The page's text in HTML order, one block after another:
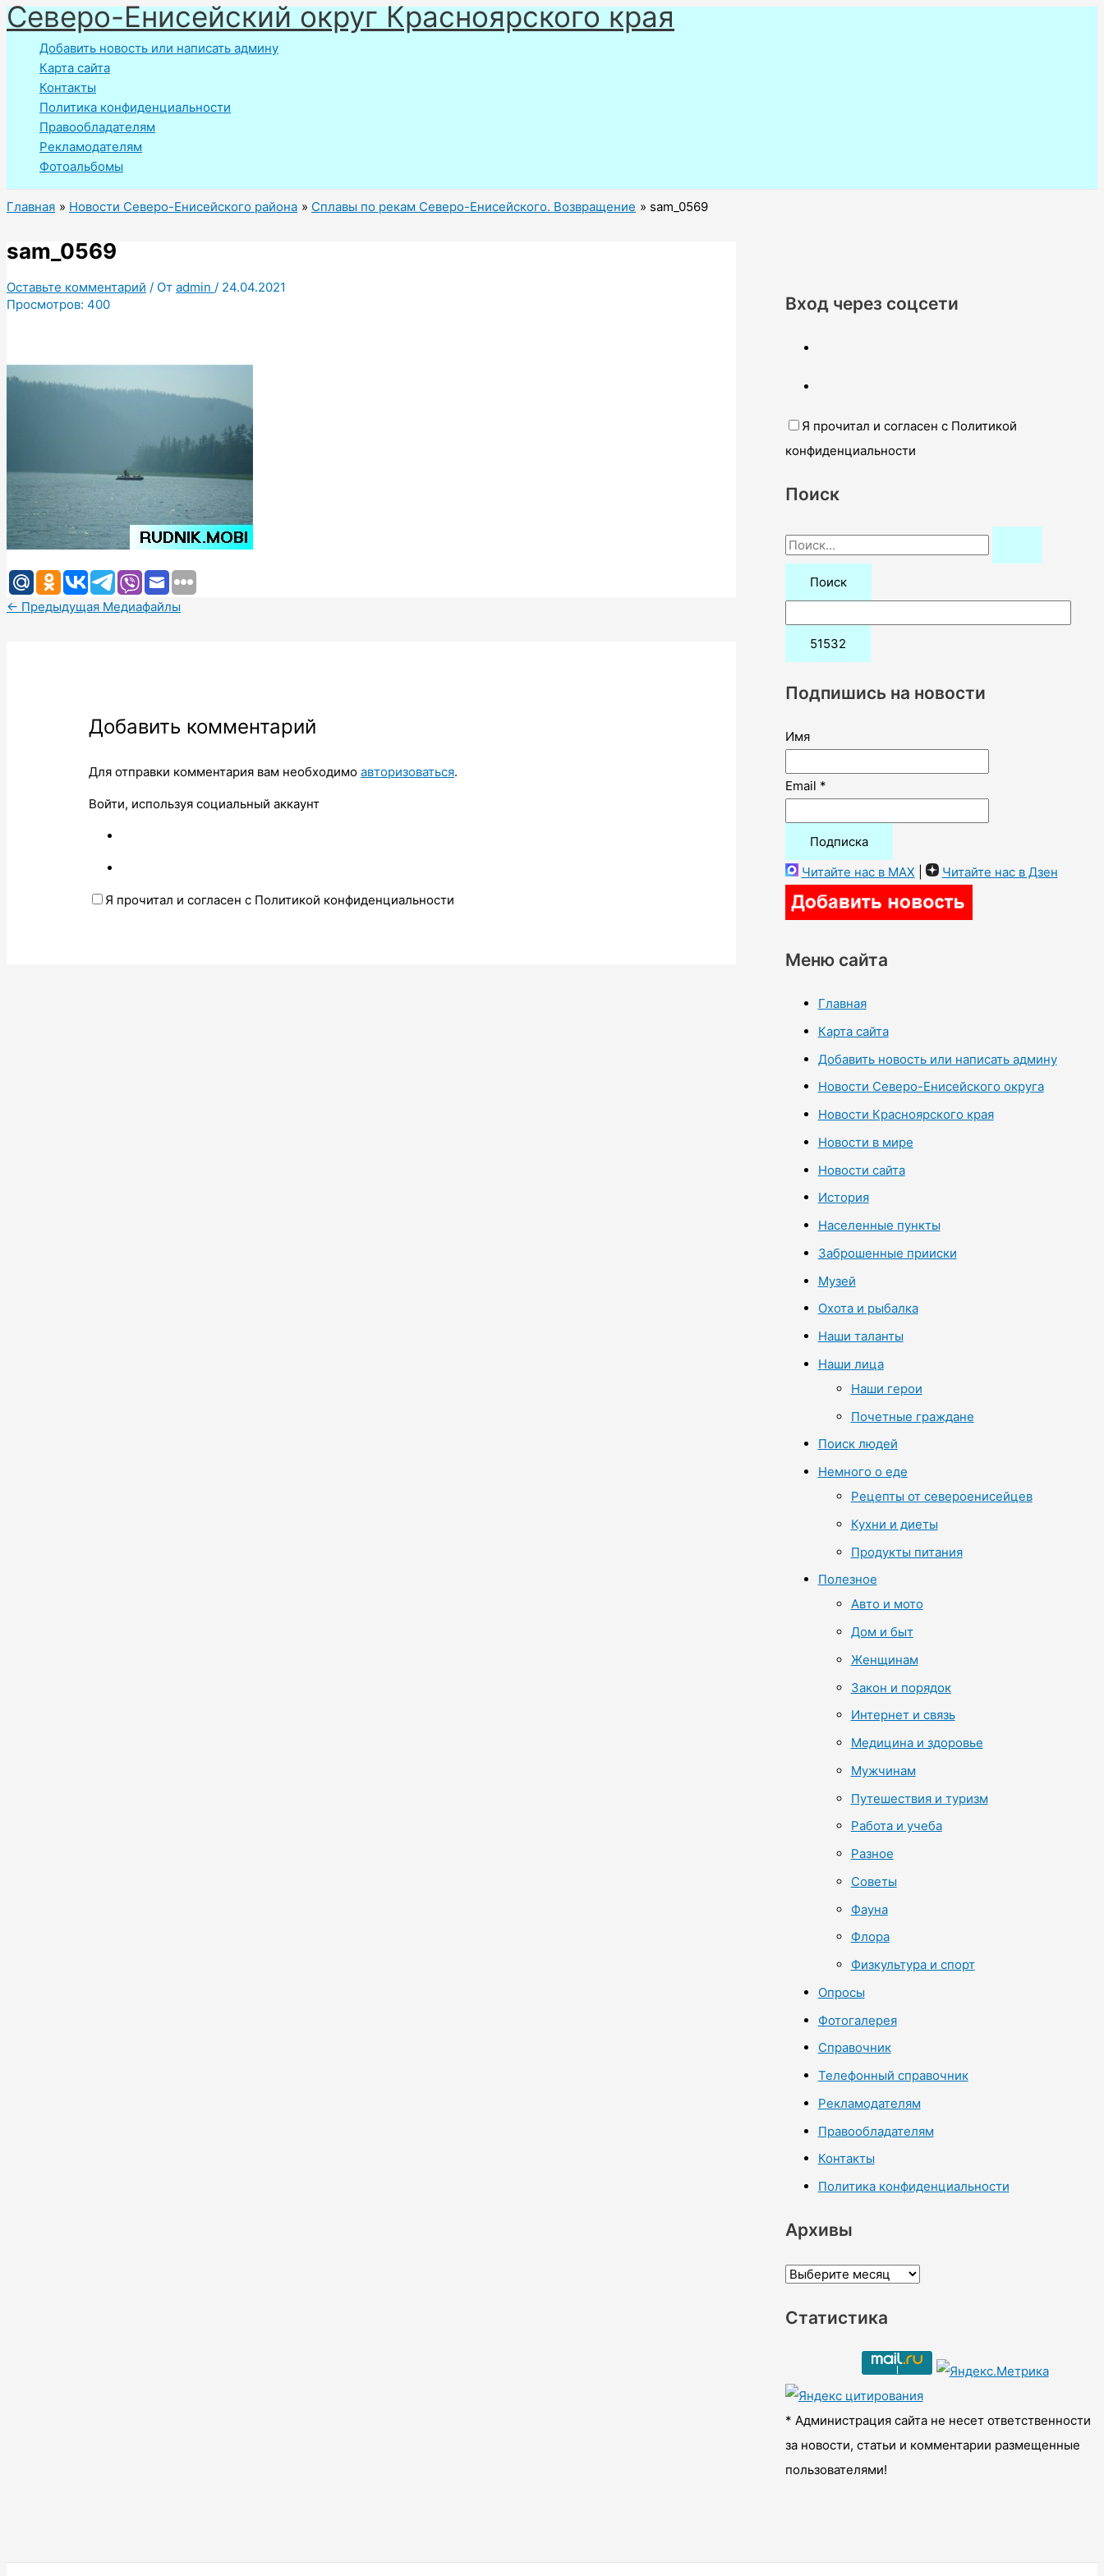
Перейти
к
содержимому
Северо-Енисейский округ Красноярского края
Добавить новость или написать админу
Карта сайта
Контакты
Политика конфиденциальности
Правообладателям
Рекламодателям
Фотоальбомы
Главная Новости Северо-Енисейского района Сплавы по рекам Северо-Енисейского. Возвращение sam_0569
sam_0569
Оставьте комментарий / От admin / 24.04.2021
Просмотров: 400
← Предыдущая Медиафайлы
Добавить комментарий
Для отправки комментария вам необходимоавторизоваться.
Войти, используя социальный аккаунт
Я прочитал и согласен с Политикой конфиденциальности
Вход через соцсети
Я прочитал и согласен с Политикой
конфиденциальности
Поиск
П
о
:
Подпишись на новости
Имя
Email *
Читайте нас в MAX Читайте нас в Дзен
Меню сайта
Главная
Карта сайта
Добавить новость или написать админу
Новости Северо-Енисейского округа
Новости Красноярского края
Новости в мире
Новости сайта
История
Населенные пункты
Заброшенные прииски
Музей
Охота и рыбалка
Наши таланты
Наши лица
Наши герои
Почетные граждане
Поиск людей
Немного о еде
Рецепты от североенисейцев
Кухни и диеты
Продукты питания
Полезное
Авто и мото
Дом и быт
Женщинам
Закон и порядок
Интернет и связь
Медицина и здоровье
Мужчинам
Путешествия и туризм
Работа и учеба
Разное
Советы
Фауна
Флора
Физкультура и спорт
Опросы
Фотогалерея
Справочник
Телефонный справочник
Рекламодателям
Правообладателям
Контакты
Политика конфиденциальности
Архивы
А
х
ы
Статистика
* Администрация сайта не несет ответственности
за новости, статьи и комментарии размещенные
пользователями!